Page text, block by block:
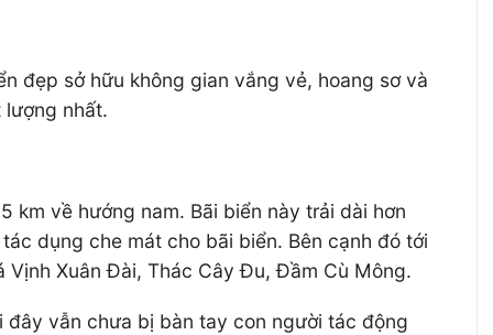
đẹp sở hữu không gian vắng vẻ, hoang sơ và
lượng nhất.
km về hướng nam. Bãi biển này trải dài hơn
dụng che mát cho bãi biển. Bên cạnh đó tới
Vịnh Xuân Đài, Thác Cây Đu, Đầm Cù Mông.
đây vẫn chưa bị bàn tay con người tác động